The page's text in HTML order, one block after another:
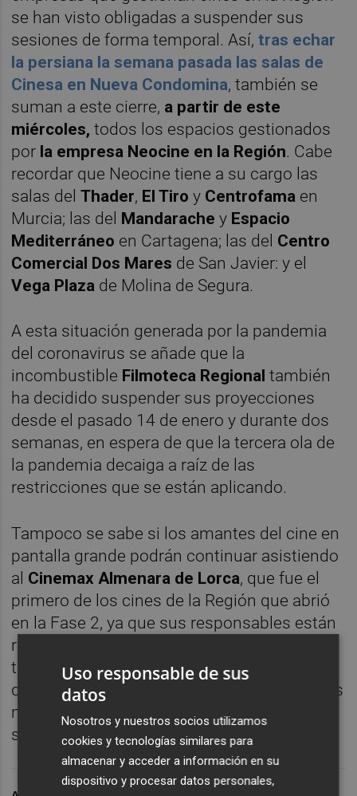
se han visto obligadas a suspender sus
sesiones de forma temporal. Así,tras echar
la persiana la semana pasada las salas de
Cinesa en Nueva Condomina, también se
suman a este cierre, a partir de este
miércoles,todos los espacios gestionados
por la empresa Neocine en la Región. Cabe
recordar que Neocine tiene a su cargo las
salas delThader, El Tiroy Centrofama en
Murcia; las del Mandarachey Espacio
Mediterráneo en Cartagena; las del Centro
Comercial Dos Mares de San Javier: y el
Vega Plaza de Molina de Segura.
A esta situación generada por la pandemia
del coronavirus se añade que la
incombustible Filmoteca Regional también
ha decidido suspender sus proyecciones
desde el pasado 14 de enero y durante dos
semanas, en espera de que la tercera ola de
la pandemia decaiga a raíz de las
restricciones que se están aplicando.
Tampoco se sabe si los amantes del cine en
pantalla grande podrán continuar asistiendo
al Cinemax Almenara de Lorca, que fue el
primero de los cines de la Región que abrió
en la Fase 2, ya que sus responsables están
reajustando los horarios (el último pase
tendría que acabar antes de las 20.00 horas,
que es lo máximo permitido para actividades
no esenciales) y va a ser muy complicado
seguir con la actividad, aseguran.
Uso responsable de sus
datos
Nosotros y nuestros socios utilizamos
cookies y tecnologías similares para
almacenar y acceder a información en su
dispositivo y procesar datos personales,